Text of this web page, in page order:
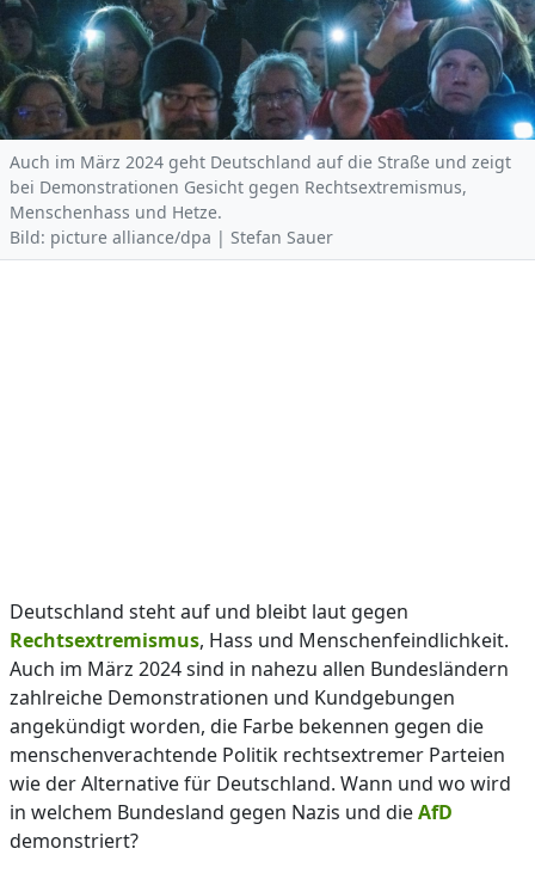
Auch im März 2024 geht Deutschland auf die Straße und zeigt
bei Demonstrationen Gesicht gegen Rechtsextremismus,
Menschenhass und Hetze.
Bild: picture alliance/dpa | Stefan Sauer
Deutschland steht auf und bleibt laut gegen
Rechtsextremismus, Hass und Menschenfeindlichkeit.
Auch im März 2024 sind in nahezu allen Bundesländern
zahlreiche Demonstrationen und Kundgebungen
angekündigt worden, die Farbe bekennen gegen die
menschenverachtende Politik rechtsextremer Parteien
wie der Alternative für Deutschland. Wann und wo wird
in welchem Bundesland gegen Nazis und dieAfD
demonstriert?